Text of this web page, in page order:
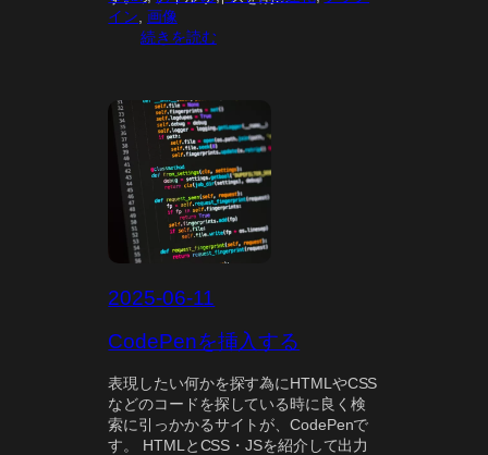
イン 画像
続きを読む:
P
対
応
し
て
み
る
？
2025-06-11
CodePenを挿入する
表現したい何かを探す為にHTMLやCSS
などのコードを探している時に良く検
索に引っかかるサイトが、CodePenで
す。 HTMLとCSS・JSを紹介して出力